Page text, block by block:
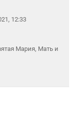
12:33
Мария, Мать и